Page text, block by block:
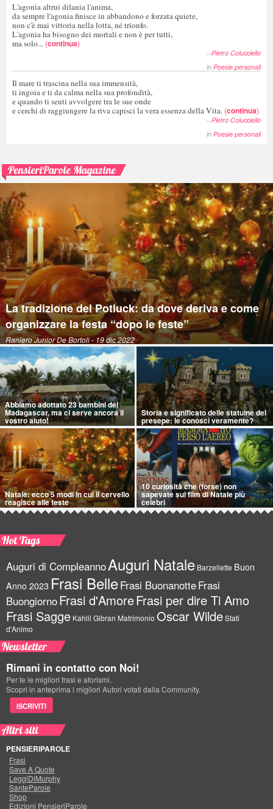
L'agonia altrui dilania l'anima,
da sempre l'agonia finisce in abbandono e forzata quiete,
non c'è mai vittoria nella lotta, né trionfo.
L'agonia ha bisogno dei mortali e non è per tutti,
ma solo... (continua)
--Pietro Colucciello
in Poesie personali
Il mare ti trascina nella sua immensità,
ti ingoia e ti da calma nella sua profondità,
e quando ti senti avvolgere tra le sue onde
e cerchi di raggiungere la riva capisci la vera essenza della Vita. (continua)
--Pietro Colucciello
in Poesie personali
PensieriParole Magazine
La tradizione del Potluck: da dove deriva e come
organizzare la festa “dopo le feste”
Raniero Junior De Bortoli- 19 dic 2022
Abbiamo adottato 23 bambini del
Madagascar, ma ci serve ancora il
vostro aiuto!
Storia e significato delle statuine del
presepe: le conosci veramente?
Natale: ecco 5 modi in cui il cervello
reagisce alle feste
10 curiosità che (forse) non
sapevate sui film di Natale più
celebri
Hot Tags
Auguri di CompleannoAuguri Natale Barzellette Buon
Anno 2023 Frasi BelleFrasi BuonanotteFrasi
BuongiornoFrasi d'AmoreFrasi per dire Ti Amo
Frasi Sagge Kahlil Gibran Matrimonio Oscar WildeStati
d'Animo
Newsletter
Rimani in contatto con Noi!
Per te le migliori frasi e aforismi.
Scopri in anteprima i migliori Autori votati dalla Community.
ISCRIVITI
Altri siti
PENSIERIPAROLE
Frasi
Save A Quote
LeggiDiMurphy
SanteParole
Shop
Edizioni PensieriParole